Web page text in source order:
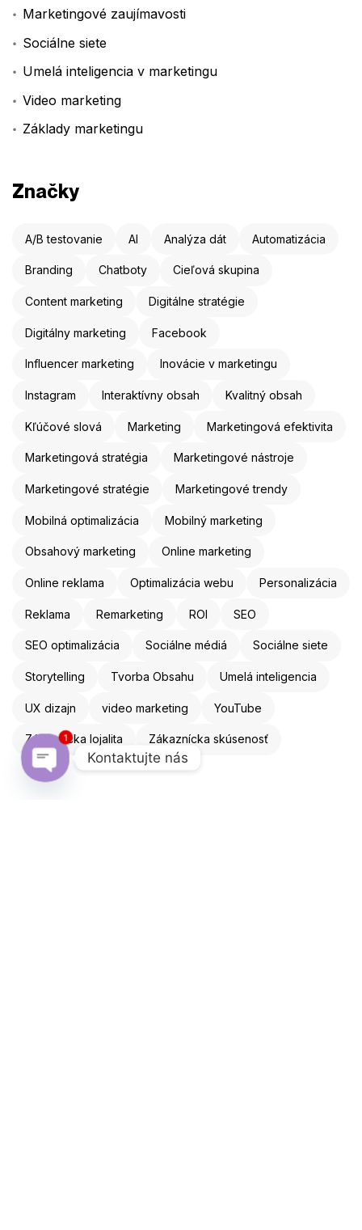
Marketingové zaujímavosti
Sociálne siete
Umelá inteligencia v marketingu
Video marketing
Základy marketingu
Značky
A/B testovanie AI Analýza dát Automatizácia
Branding Chatboty Cieľová skupina
Content marketing Digitálne stratégie
Digitálny marketing Facebook
Influencer marketing Inovácie v marketingu
Instagram Interaktívny obsah Kvalitný obsah
Kľúčové slová Marketing Marketingová efektivita
Marketingová stratégia Marketingové nástroje
Marketingové stratégie Marketingové trendy
Mobilná optimalizácia Mobilný marketing
Obsahový marketing Online marketing
Online reklama Optimalizácia webu Personalizácia
Reklama Remarketing ROI SEO
SEO optimalizácia Sociálne médiá Sociálne siete
Storytelling Tvorba Obsahu Umelá inteligencia
UX dizajn video marketing YouTube
Zákaznícka lojalita Zákaznícka skúsenosť
Kontaktujte nás
1